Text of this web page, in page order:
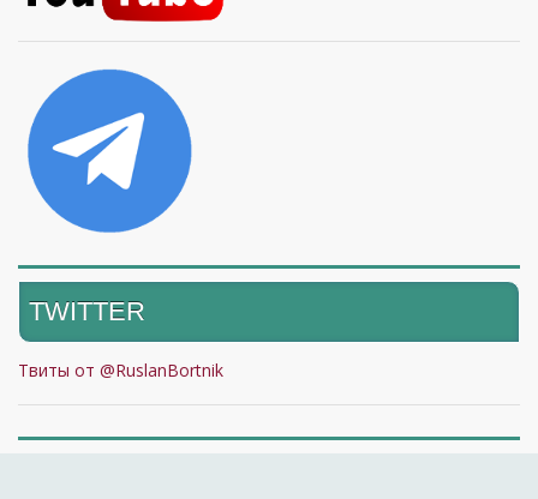
TWITTER
Твиты от @RuslanBortnik